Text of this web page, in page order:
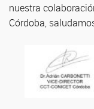
nuestra
Córdoba,